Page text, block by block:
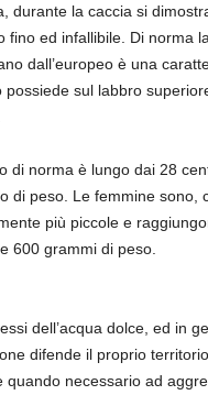
durante la caccia si
fino ed infallibile. Di norma
dall’europeo è una
possiede sul labbro
di norma è lungo dai 28
di peso. Le femmine sono,
più piccole e
600 grammi di peso.
dell’acqua dolce, ed in
difende il proprio
quando necessario ad